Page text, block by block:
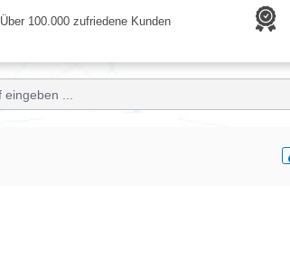
Über 100.000 zufriedene Kunden